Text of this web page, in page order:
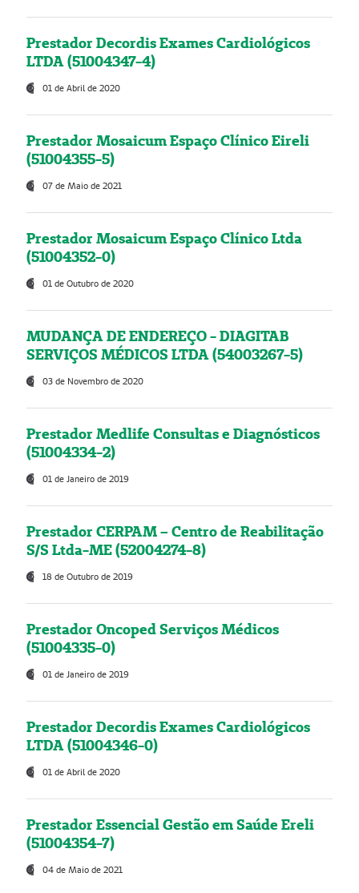
Prestador Decordis Exames Cardiológicos
LTDA (51004347-4)
01 de Abril de 2020
Prestador Mosaicum Espaço Clínico Eireli
(51004355-5)
07 de Maio de 2021
Prestador Mosaicum Espaço Clínico Ltda
(51004352-0)
01 de Outubro de 2020
MUDANÇA DE ENDEREÇO - DIAGITAB
SERVIÇOS MÉDICOS LTDA (54003267-5)
03 de Novembro de 2020
Prestador Medlife Consultas e Diagnósticos
(51004334-2)
01 de Janeiro de 2019
Prestador CERPAM – Centro de Reabilitação
S/S Ltda-ME (52004274-8)
18 de Outubro de 2019
Prestador Oncoped Serviços Médicos
(51004335-0)
01 de Janeiro de 2019
Prestador Decordis Exames Cardiológicos
LTDA (51004346-0)
01 de Abril de 2020
Prestador Essencial Gestão em Saúde Ereli
(51004354-7)
04 de Maio de 2021